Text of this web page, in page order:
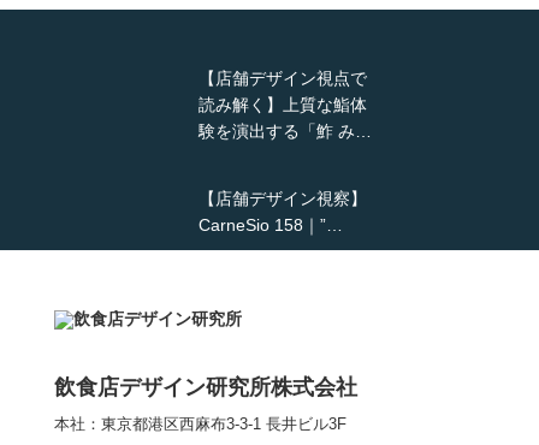
【店舗デザイン視点で
読み解く】上質な鮨体
験を演出する「鮓 み…
【店舗デザイン視察】
CarneSio 158｜”…
【熊の鳥焼き】囲炉裏
飲食店デザイン研究所株式会社
本社：東京都港区西麻布3-3-1 長井ビル3F